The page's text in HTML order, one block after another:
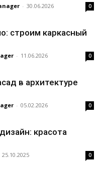
- 30.06.2026 0
строим каркасный
- 11.06.2026 0
в архитектуре
- 05.02.2026 0
красота
25.10.2025 0